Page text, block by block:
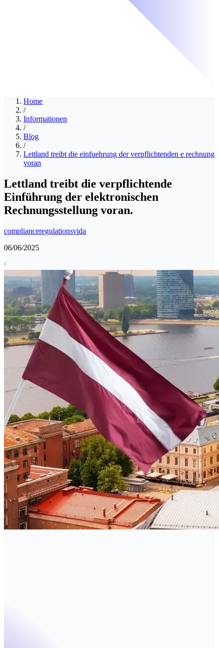
Home
/
Informationen
/
Blog
/
Lettland treibt die einfuehrung der verpflichtenden e rechnung
voran
Lettland treibt die verpflichtende
Einführung der elektronischen
Rechnungsstellung voran.
complianceregulationsvida
06/06/2025